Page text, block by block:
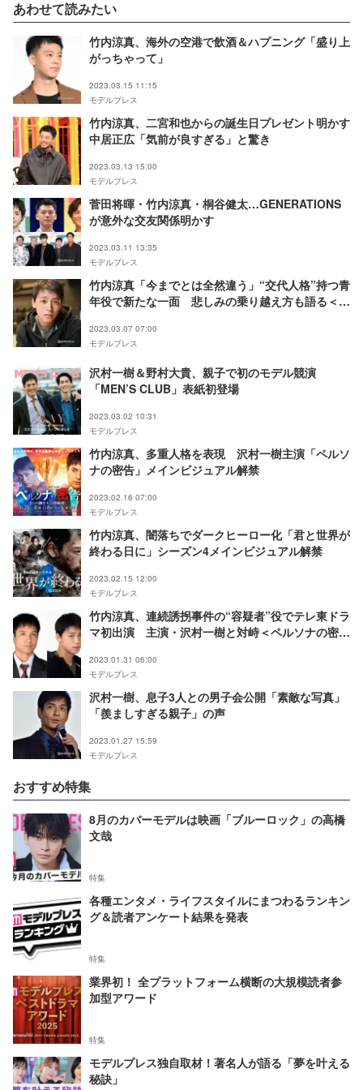
あわせて読みたい
竹内涼真、海外の空港で飲酒＆ハプニング「盛り上
がっちゃって」
2023.03.15 11:15
モデルプレス
竹内涼真、二宮和也からの誕生日プレゼント明かす
中居正広「気前が良すぎる」と驚き
2023.03.13 15:00
モデルプレス
菅田将暉・竹内涼真・桐谷健太…GENERATIONS
が意外な交友関係明かす
2023.03.11 13:35
モデルプレス
竹内涼真「今までとは全然違う」“交代人格”持つ青
年役で新たな一面 悲しみの乗り越え方も語る＜
ュー＞
2023.03.07 07:00
モデルプレス
沢村一樹＆野村大貴、親子で初のモデル競演
「MEN’S CLUB」表紙初登場
2023.03.02 10:31
モデルプレス
竹内涼真、多重人格を表現 沢村一樹主演「ペルソ
ナの密告」メインビジュアル解禁
2023.02.16 07:00
モデルプレス
竹内涼真、闇落ちでダークヒーロー化「君と世界が
終わる日に」シーズン4メインビジュアル解禁
2023.02.15 12:00
モデルプレス
竹内涼真、連続誘拐事件の“容疑者”役でテレ東ドラ
マ初出演 主演・沢村一樹と対峙＜ペルソナの密告
2023.01.31 06:00
モデルプレス
沢村一樹、息子3人との男子会公開「素敵な写真」
「羨ましすぎる親子」の声
2023.01.27 15:59
モデルプレス
おすすめ特集
8月のカバーモデルは映画「ブルーロック」の高橋
文哉
特集
各種エンタメ・ライフスタイルにまつわるランキン
グ＆読者アンケート結果を発表
特集
業界初！ 全プラットフォーム横断の大規模読者参
加型アワード
特集
モデルプレス独自取材！著名人が語る「夢を叶える
秘訣」